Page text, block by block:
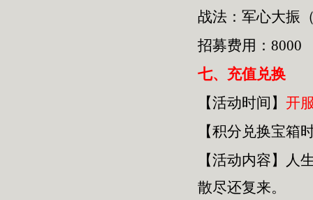
战法：军心大振
招募费用：8000
七、 充值兑换
【活动时间】 开
【积分兑换宝箱
【活动内容】人
散尽还复来。